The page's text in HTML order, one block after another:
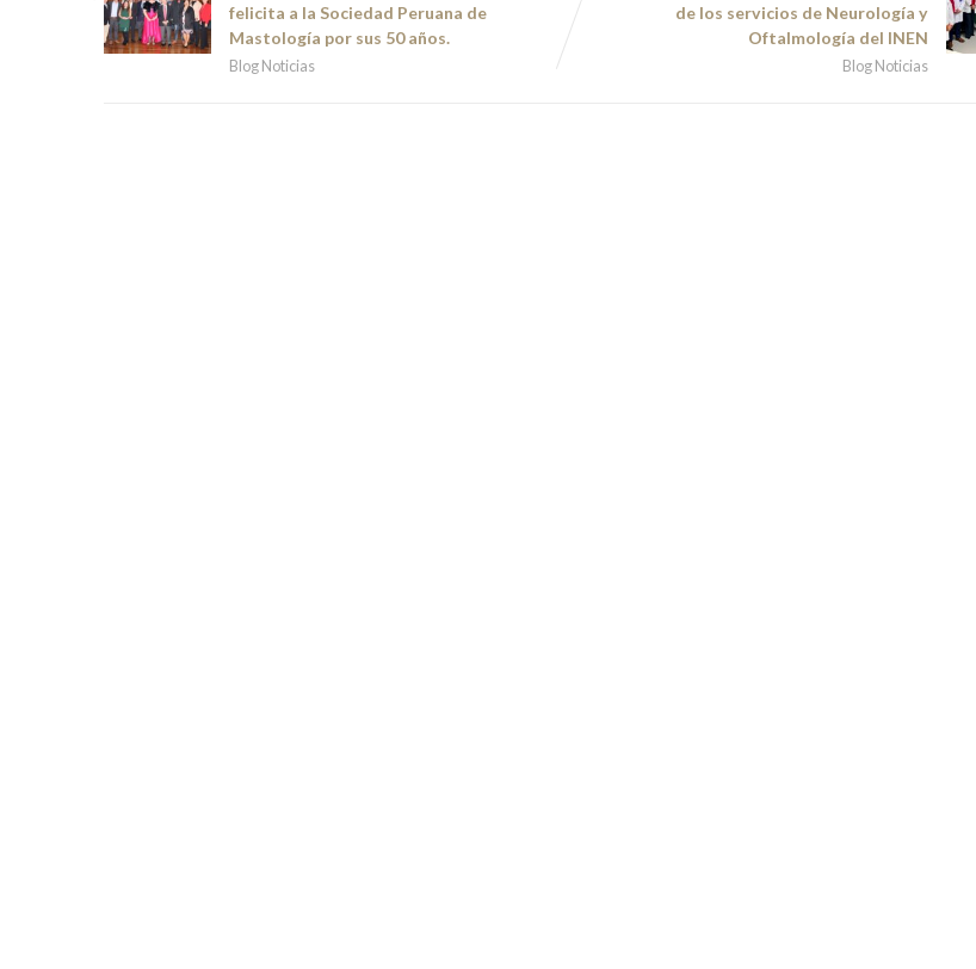
felicita a la Sociedad Peruana de
Mastología por sus 50 años.
Blog Noticias
de los servicios de Neurología y
Oftalmología del INEN
Blog Noticias